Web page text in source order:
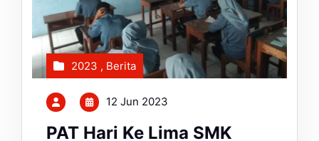
2023 , Berita
12 Jun 2023
PAT Hari Ke Lima SMK